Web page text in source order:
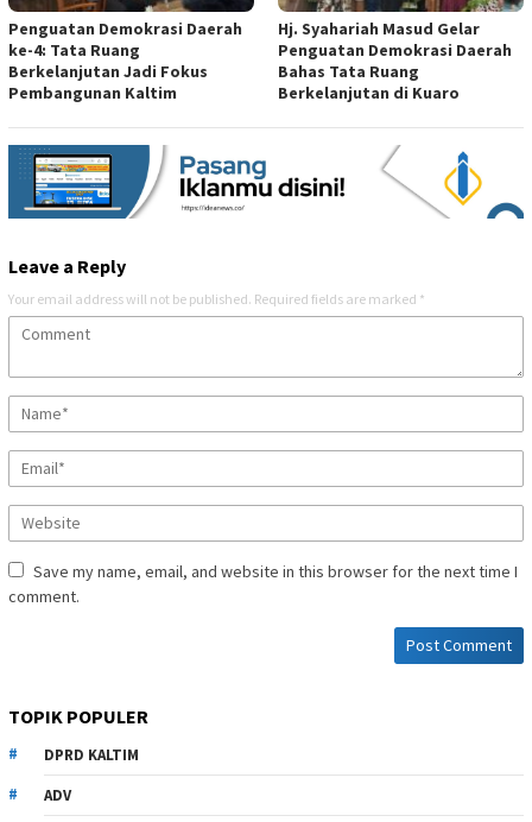
Penguatan Demokrasi Daerah
ke-4: Tata Ruang
Berkelanjutan Jadi Fokus
Pembangunan Kaltim
Hj. Syahariah Masud Gelar
Penguatan Demokrasi Daerah
Bahas Tata Ruang
Berkelanjutan di Kuaro
Leave a Reply
Your email address will not be published. Required fields are marked *
Save my name, email, and website in this browser for the next time I
comment.
TOPIK POPULER
DPRD KALTIM
ADV